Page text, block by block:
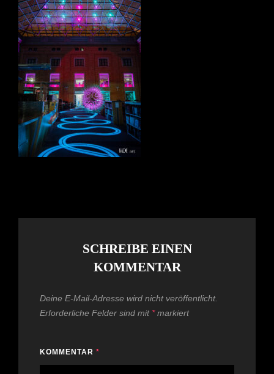
SCHREIBE EINEN
KOMMENTAR
Deine E-Mail-Adresse wird nicht veröffentlicht.
Erforderliche Felder sind mit *markiert
KOMMENTAR *